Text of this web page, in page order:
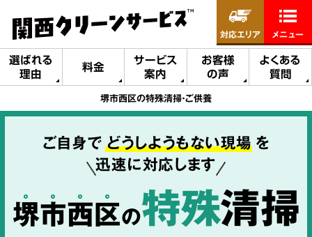
選ばれる
理由
料金
サービス
案内
お客様
の声
よくある
質問
対応エリア メニュー
堺市西区の特殊清掃・ご供養
ご自身で どうしようもない現場 を
迅速に対応します
堺市西区の特殊清掃